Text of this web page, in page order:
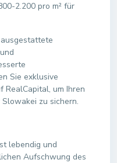
2.200 pro m² für
Sie exklusive
RealCapital, um Ihren
zu sichern.
lebendig und
Aufschwung des